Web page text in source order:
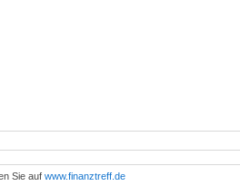
Sie auf www.finanztreff.de